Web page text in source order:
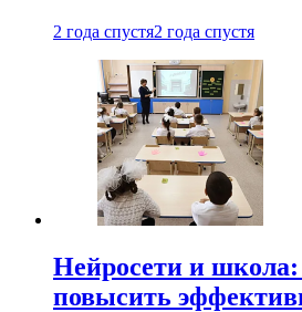
2 года спустя2 года спустя
Нейросети и школа:
повысить